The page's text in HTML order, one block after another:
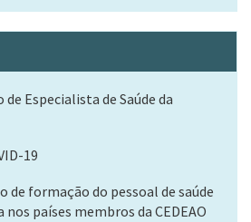
Especialista de Saúde da
19
de formação do pessoal de saúde
países membros da CEDEAO